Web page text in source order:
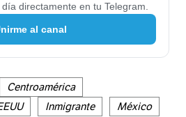
directamente en tu Telegram.
al canal
Centroamérica
Inmigrante México